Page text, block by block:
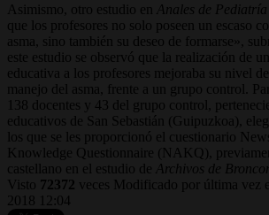
Asimismo, otro estudio en Anales de Pediatría
que los profesores no solo poseen un escaso
asma, sino también su deseo de formarse»,
este estudio se observó que la realización de
educativa a los profesores mejoraba su nivel
manejo del asma, frente a un grupo control.
138 docentes y 43 del grupo control,
educativos de San Sebastián (Guipuzkoa),
los que se les proporcionó el cuestionario
Knowledge Questionnaire (NAKQ),
castellano en el estudio de
Archivos de
Visto 72372 veces Modificado por última vez
2018 12:04